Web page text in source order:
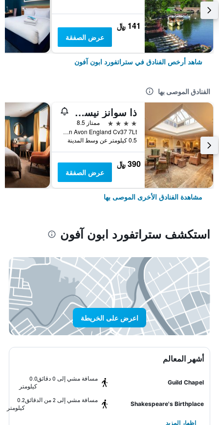
141 ﷼
عرض الصفقة
شاهد أرخص الفنادق في ستراتفورد ابون آفون
الفنادق الموصى بها
ذا سوانز نيست هوتل
4 نجوم
ممتاز 8.5
Bridgefoot Stratford Upon Avon England Cv37 7Lt, ستراتفورد ابون آفون, المملكة المتحدة
0.5 كيلومتر عن وسط المدينة
390 ﷼
عرض الصفقة
مشاهدة الفنادق الأخرى الموصى بها
استكشف ستراتفورد ابون آفون
اعرض على الخريطة
أشهر المعالم
Guild Chapel
مسافة مشي إلى 0 دقائق
0.0
كيلومتر
Shakespeare's Birthplace
مسافة مشي إلى 2 من الدقائق
0.2
كيلومتر
إظهار المزيد